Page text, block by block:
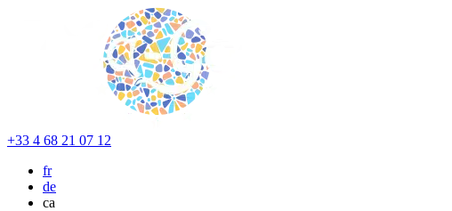
+33 4 68 21 07 12
fr
de
ca